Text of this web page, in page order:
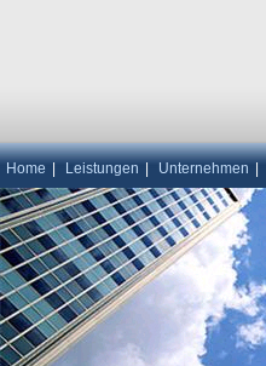
Home Leistungen Unternehmen